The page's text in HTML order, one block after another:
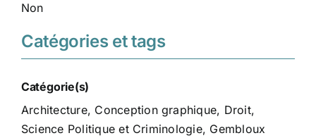
Non
Catégories et tags
Catégorie(s)
Architecture, Conception graphique, Droit,
Science Politique et Criminologie, Gembloux